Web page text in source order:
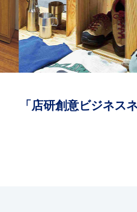
「店研創意ビジネス